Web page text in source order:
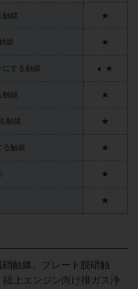
触媒
媒
にする触媒
触媒
触媒
る触媒
★
★
● ★
★
★
★
★
★
触媒、プレート脱硝触
上エンジン向け排ガス浄